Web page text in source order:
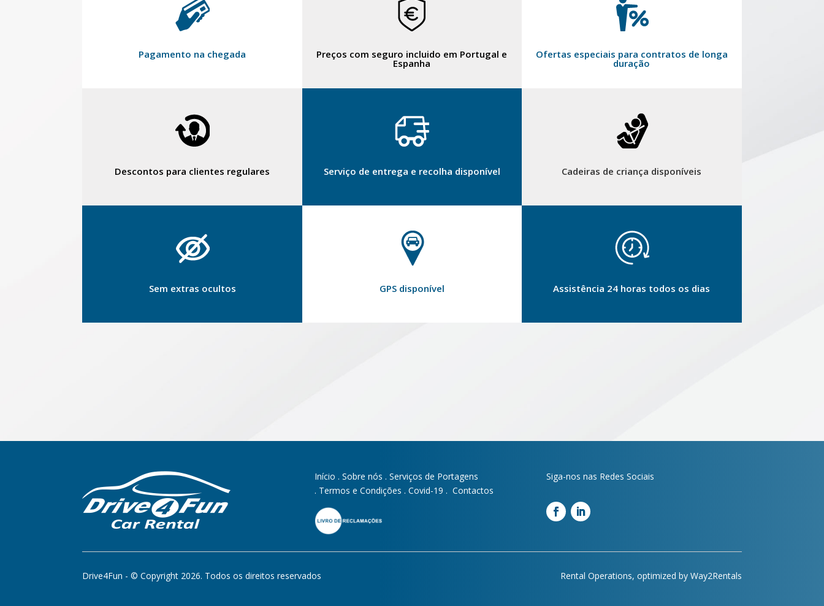
Pagamento na chegada
Descontos para clientes regulares
Sem extras ocultos
Preços com seguro incluido em Portugal e
Espanha
Serviço de entrega e recolha disponível
GPS disponível
Ofertas especiais para contratos de longa
duração
Cadeiras de criança disponíveis
Assistência 24 horas todos os dias
Início . Sobre nós . Serviços de Portagens
. Termos e Condições . Covid-19 . Contactos
Siga-nos nas Redes Sociais
Drive4Fun - © Copyright 2026. Todos os direitos reservados Rental Operations, optimized by Way2Rentals